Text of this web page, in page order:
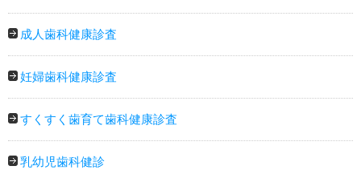
成人歯科健康診査
妊婦歯科健康診査
すくすく歯育て歯科健康診査
乳幼児歯科健診